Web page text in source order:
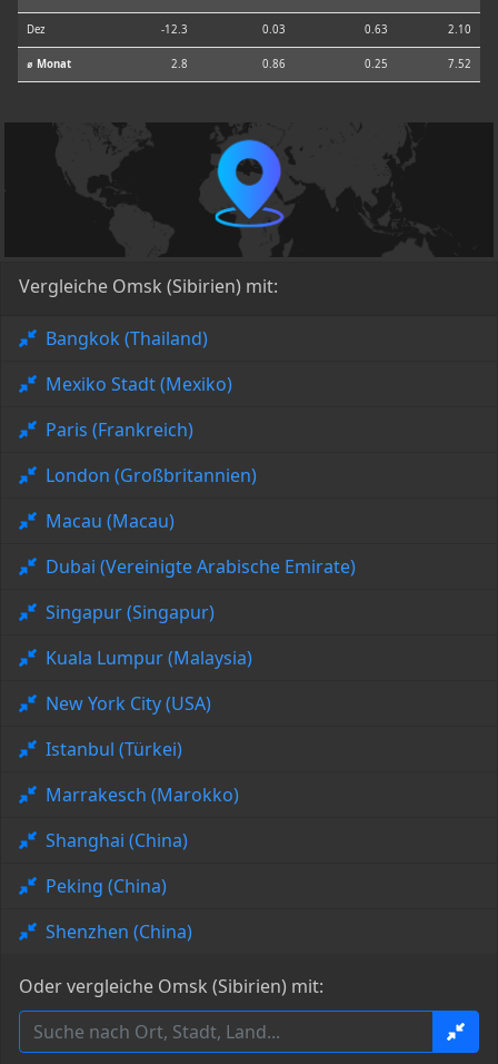
Dez -12.3 0.03 0.63 2.10
⌀ Monat 2.8 0.86 0.25 7.52
Vergleiche Omsk (Sibirien) mit:
Bangkok (Thailand)
Mexiko Stadt (Mexiko)
Paris (Frankreich)
London (Großbritannien)
Macau (Macau)
Dubai (Vereinigte Arabische Emirate)
Singapur (Singapur)
Kuala Lumpur (Malaysia)
New York City (USA)
Istanbul (Türkei)
Marrakesch (Marokko)
Shanghai (China)
Peking (China)
Shenzhen (China)
Oder vergleiche Omsk (Sibirien) mit: